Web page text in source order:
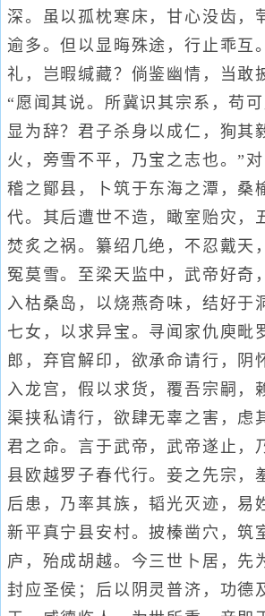
深。虽以孤枕寒床，甘心没齿，
逾多。但以显晦殊途，行止乖互
礼，岂暇缄藏？倘鉴幽情，当敢
“愿闻其说。所冀识其宗系，苟
显为辞？君子杀身以成仁，狥其
火，旁雪不平，乃宝之志也。”
稽之鄮县，卜筑于东海之潭，桑
代。其后遭世不造，瞰室贻灾，
焚炙之祸。纂绍几绝，不忍戴天
冤莫雪。至梁天监中，武帝好奇
入枯桑岛，以烧燕奇味，结好于
七女，以求异宝。寻闻家仇庾毗
郎，弃官解印，欲承命请行，阴
入龙宫，假以求货，覆吾宗嗣，
渠挟私请行，欲肆无辜之害，虑
君之命。言于武帝，武帝遂止，
县欧越罗子春代行。妾之先宗，
后患，乃率其族，韬光灭迹，易
新平真宁县安村。披榛凿穴，筑
庐，殆成胡越。今三世卜居，先
封应圣侯；后以阴灵普济，功德